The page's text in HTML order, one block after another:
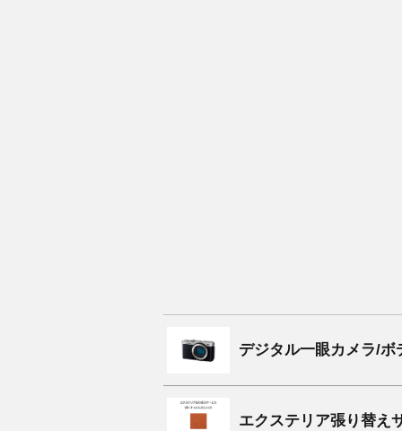
デジタル一眼カメラ/ボ
エクステリア張り替え